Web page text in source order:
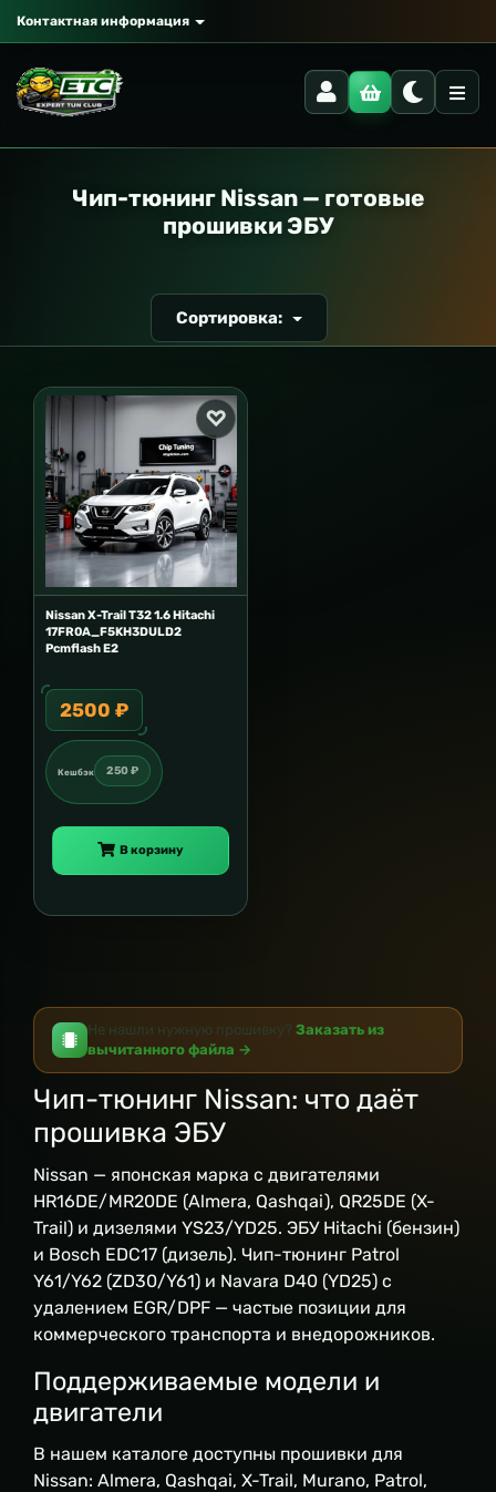
Контактная информация
Чип-тюнинг Nissan — готовые
прошивки ЭБУ
Сортировка:
Nissan X-Trail T32 1.6 Hitachi
17FR0A_F5KH3DULD2
Pcmflash E2
2500 ₽
Кешбэк 250 ₽
В корзину
Не нашли нужную прошивку? Заказать из
вычитанного файла →
Чип-тюнинг Nissan: что даёт
прошивка ЭБУ
Nissan — японская марка с двигателями
HR16DE/MR20DE (Almera, Qashqai), QR25DE (X-
Trail) и дизелями YS23/YD25. ЭБУ Hitachi (бензин)
и Bosch EDC17 (дизель). Чип-тюнинг Patrol
Y61/Y62 (ZD30/Y61) и Navara D40 (YD25) с
удалением EGR/DPF — частые позиции для
коммерческого транспорта и внедорожников.
Поддерживаемые модели и
двигатели
В нашем каталоге доступны прошивки для
Nissan: Almera, Qashqai, X-Trail, Murano, Patrol,